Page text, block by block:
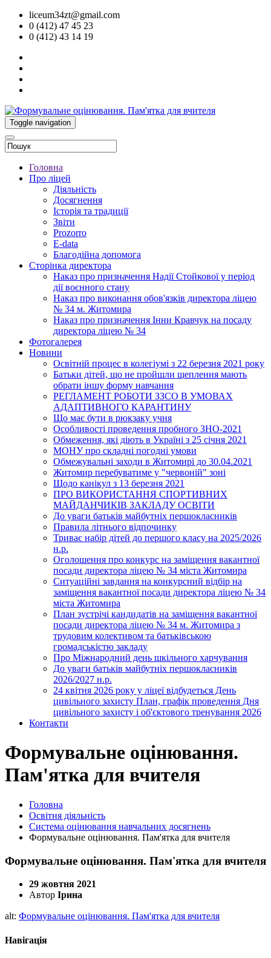
liceum34zt@gmail.com
0 (412) 47 45 23
0 (412) 43 14 19
Toggle navigation
Головна
Про ліцей
Діяльність
Досягнення
Історія та традиції
Звіти
Prozorro
E-data
Благодійна допомога
Сторінка директора
Наказ про призначення Надії Стойкової у період
дії воєнного стану
Наказ про виконання обов'язків директора ліцею
№ 34 м. Житомира
Наказ про призначення Інни Кравчук на посаду
директора ліцею № 34
Фотогалерея
Новини
Освітній процес в колегіумі з 22 березня 2021 року
Батьки дітей, що не пройшли щеплення мають
обрати іншу форму навчання
РЕГЛАМЕНТ РОБОТИ ЗЗСО В УМОВАХ
АДАПТИВНОГО КАРАНТИНУ
Що має бути в рюкзаку учня
Особливості проведення пробного ЗНО-2021
Обмеження, які діють в Україні з 25 січня 2021
МОНУ про складні погодні умови
Обмежувальні заходи в Житомирі до 30.04.2021
Житомир перебуватиме у "червоній" зоні
Щодо канікул з 13 березня 2021
ПРО ВИКОРИСТАННЯ СПОРТИВНИХ
МАЙДАНЧИКІВ ЗАКЛАДУ ОСВІТИ
До уваги батьків майбутніх першокласників
Правила літнього відпочинку
Триває набір дітей до першого класу на 2025/2026
н.р.
Оголошення про конкурс на заміщення вакантної
посади директора ліцею № 34 міста Житомира
Ситуаційні завдання на конкурсний відбір на
заміщення вакантної посади директора ліцею № 34
міста Житомира
План зустрічі кандидатів на заміщення вакантної
посади директора ліцею № 34 м. Житомира з
трудовим колективом та батьківською
громадськістю закладу
Про Міжнародний день шкільного харчування
До уваги батьків майбутніх першокласників
2026/2027 н.р.
24 квітня 2026 року у ліцеї відбудеться День
цивільного захисту План, графік проведення Дня
цивільного захисту і об'єктового тренування 2026
Контакти
Формувальне оцінювання.
Пам'ятка для вчителя
Головна
Освітня діяльність
Система оцінювання навчальних досягнень
Формувальне оцінювання. Пам'ятка для вчителя
Формувальне оцінювання. Пам'ятка для вчителя
29 жовтня 2021
Автор Ірина
alt: Формувальне оцінювання. Пам'ятка для вчителя
Навігація